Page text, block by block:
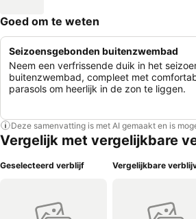
Goed om te weten
Seizoensgebonden buitenzwembad
Neem een verfrissende duik in het
buitenzwembad, compleet met
parasols om heerlijk in de zon te liggen.
Deze samenvatting is met AI gemaakt en is
Vergelijk met vergelijkbare
Geselecteerd verblijf Vergelijkbare